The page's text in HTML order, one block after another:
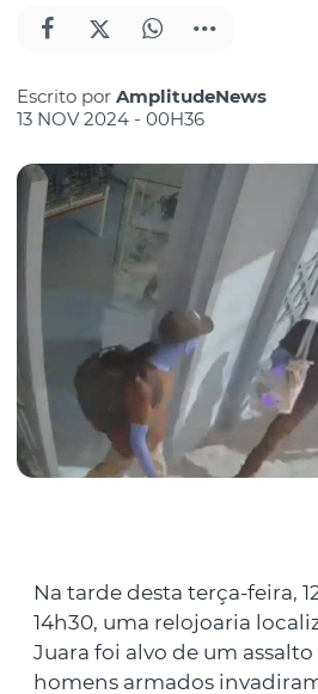
Escrito por AmplitudeNews
13 NOV 2024 - 00H36
Na tarde desta terça-feira,
14h30, uma relojoaria
Juara foi alvo de um assalto
homens armados